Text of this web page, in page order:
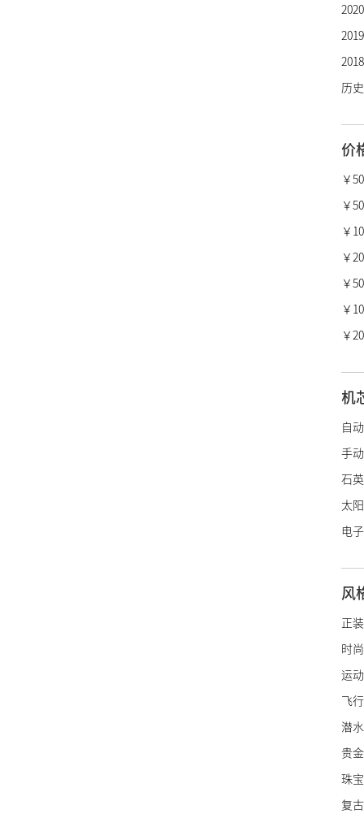
沛
真
柏
宝
梵
昆仑
萧邦
瑞宝
冠
迪奥
宝
博
绰美
古驰
施
阿
帝舵
浪琴
雷达
万
泰
艾美
宝
历
价
￥
￥
￥
￥
￥
￥
￥
机
自
手
石
太
电
风
正装
时
运
飞
潜水
贵
珠宝
复古